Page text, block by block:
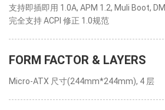
支持即插即用 1.0A, APM 1.2, Muli Boot, DMI
完全支持 ACPI 修正 1.0规范
FORM FACTOR & LAYERS
Micro-ATX 尺寸(244mm*244mm), 4 层